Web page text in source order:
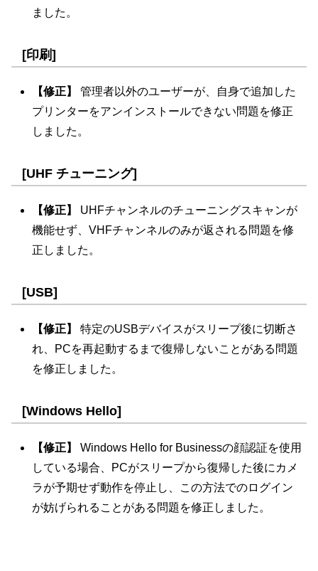
ました。
[印刷]
【修正】
管理者以外のユーザーが、自身で追加した
プリンターをアンインストールできない問題を修正
しました。
[UHF チューニング]
【修正】
UHFチャンネルのチューニングスキャンが
機能せず、VHFチャンネルのみが返される問題を修
正しました。
[USB]
【修正】
特定のUSBデバイスがスリープ後に切断さ
れ、PCを再起動するまで復帰しないことがある問題
を修正しました。
[Windows Hello]
【修正】
Windows Hello for Businessの顔認証を使用
している場合、PCがスリープから復帰した後にカメ
ラが予期せず動作を停止し、この方法でのログイン
が妨げられることがある問題を修正しました。